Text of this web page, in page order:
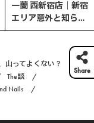
一蘭 西新宿店｜新宿
エリア意外と知らな
い、ここが穴場！
山ってよくない？
The談
Nails
Share